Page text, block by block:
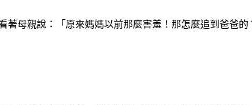
母親說：「原來媽媽以前那麼害羞！那怎麼追到爸爸的